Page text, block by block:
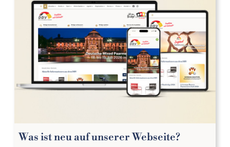
Was ist neu auf unserer Webseite?